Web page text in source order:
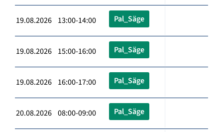
19.08.2026 13:00-14:00 Pal_Säge
19.08.2026 15:00-16:00 Pal_Säge
19.08.2026 16:00-17:00 Pal_Säge
20.08.2026 08:00-09:00 Pal_Säge